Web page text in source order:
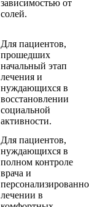
зависимостью от
солей.
Для пациентов,
прошедших
начальный этап
лечения и
нуждающихся в
восстановлении
социальной
активности.
Для пациентов,
нуждающихся в
полном контроле
врача и
лечении в